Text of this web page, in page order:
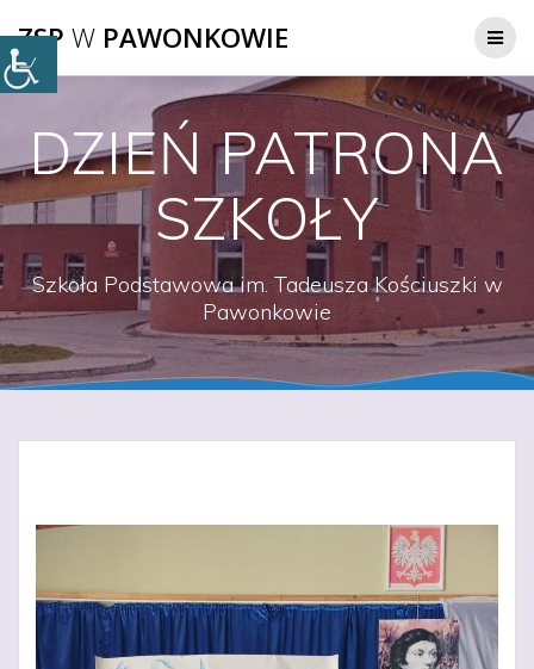
do
ZSP W PAWONKOWIE
DZIEŃ PATRONA
SZKOŁY
Szkoła Podstawowa im. Tadeusza Kościuszki w
Pawonkowie